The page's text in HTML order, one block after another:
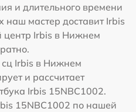
и длительного времени
наш мастер доставит Irbis
центр Irbis в Нижнем
Irbis в Нижнем
и рассчитает
Irbis 15NBC1002.
15NBC1002 по нашей